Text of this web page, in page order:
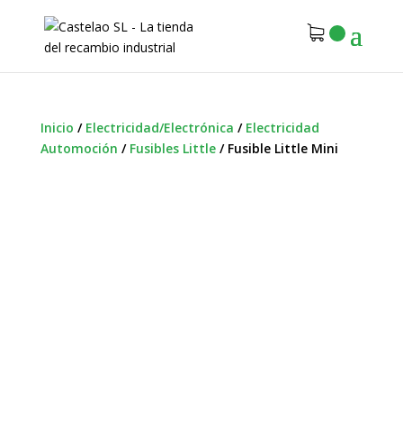
Inicio / Electricidad/Electrónica / Electricidad
Automoción / Fusibles Little/ Fusible Little Mini